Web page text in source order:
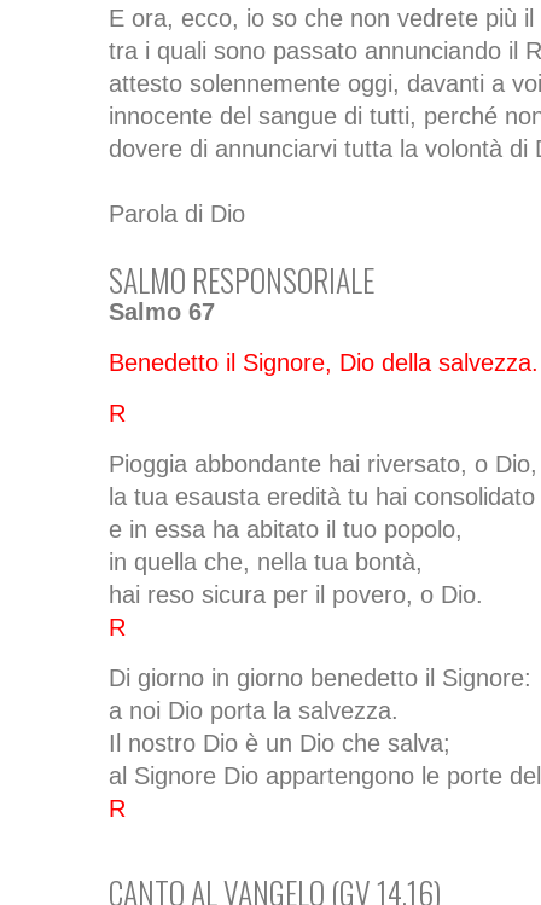
E ora, ecco, io so che non vedrete più
tra i quali sono passato annunciando il
attesto solennemente oggi, davanti a
innocente del sangue di tutti, perché
dovere di annunciarvi tutta la volontà di
Parola di Dio
SALMO RESPONSORIALE
Salmo 67
Benedetto il Signore, Dio della salvezza.
R
Pioggia abbondante hai riversato, o Dio,
la tua esausta eredità tu hai consolidato
e in essa ha abitato il tuo popolo,
in quella che, nella tua bontà,
hai reso sicura per il povero, o Dio.
R
Di giorno in giorno benedetto il Signore:
a noi Dio porta la salvezza.
Il nostro Dio è un Dio che salva;
al Signore Dio appartengono le porte
R
CANTO AL VANGELO (GV 14,16)